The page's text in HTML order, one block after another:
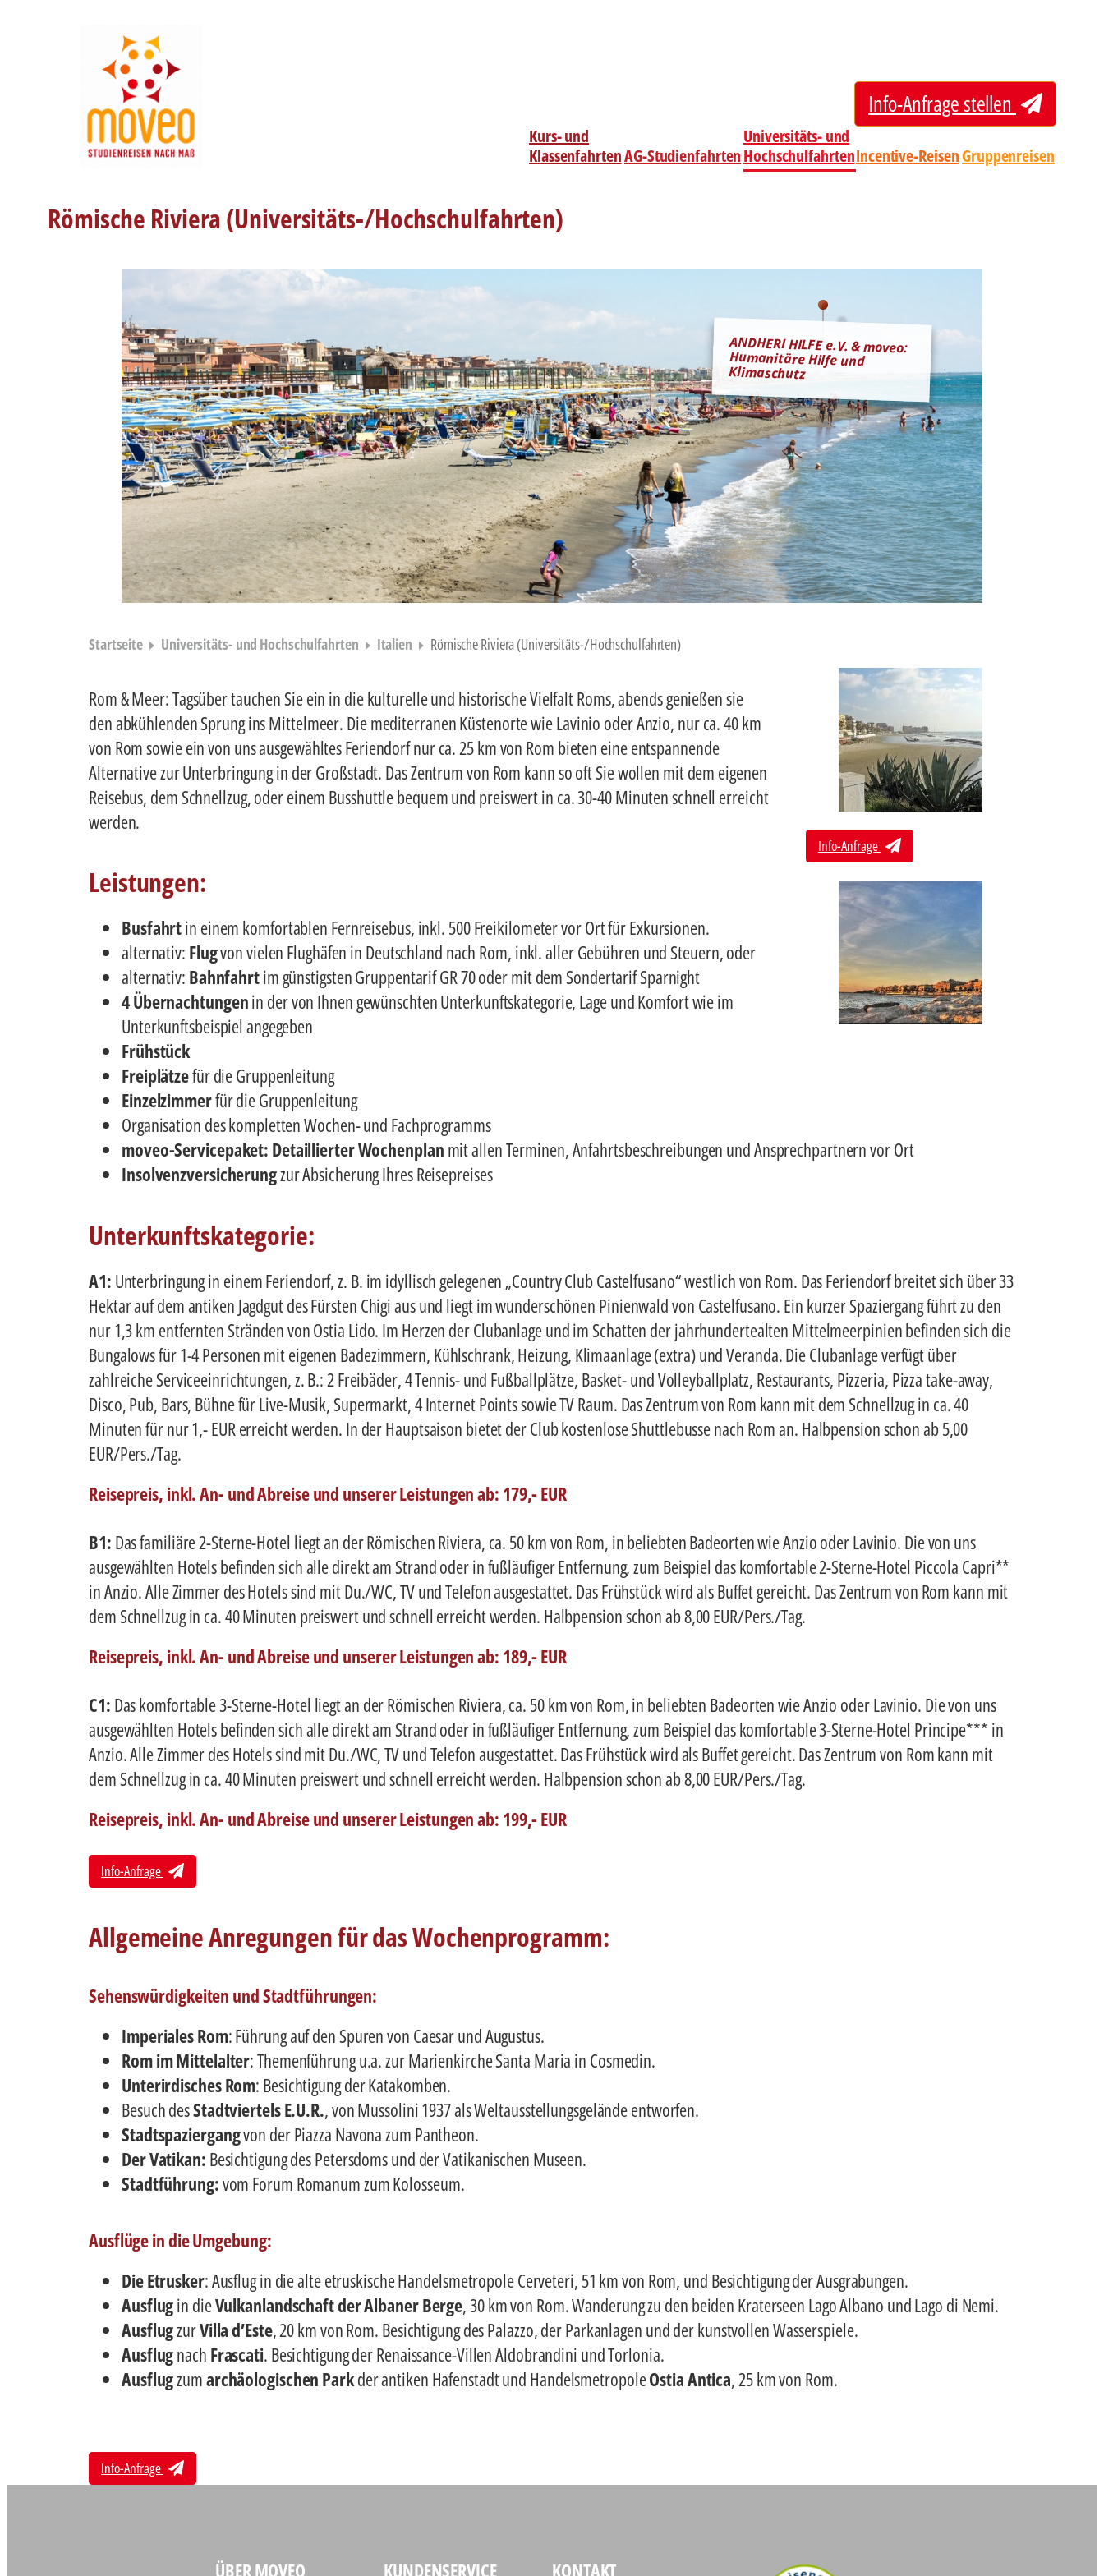
Info-Anfrage stellen
Kurs- und
KlassenfahrtenAG-Studienfahrten
Universitäts- und
HochschulfahrtenIncentive-ReisenGruppenreisen
Römische Riviera (Universitäts-/Hochschulfahrten)
ANDHERI HILFE e.V. & moveo:
Humanitäre Hilfe und
Klimaschutz
Startseite Universitäts- und Hochschulfahrten Italien Römische Riviera (Universitäts-/Hochschulfahrten)
Info-Anfrage
Rom & Meer: Tagsüber tauchen Sie ein in die kulturelle und historische Vielfalt Roms, abends genießen sie
den abkühlenden Sprung ins Mittelmeer. Die mediterranen Küstenorte wie Lavinio oder Anzio, nur ca. 40 km
von Rom sowie ein von uns ausgewähltes Feriendorf nur ca. 25 km von Rom bieten eine entspannende
Alternative zur Unterbringung in der Großstadt. Das Zentrum von Rom kann so oft Sie wollen mit dem eigenen
Reisebus, dem Schnellzug, oder einem Busshuttle bequem und preiswert in ca. 30-40 Minuten schnell erreicht
werden.
Leistungen:
Busfahrtin einem komfortablen Fernreisebus, inkl. 500 Freikilometer vor Ort für Exkursionen.
alternativ: Flugvon vielen Flughäfen in Deutschland nach Rom, inkl. aller Gebühren und Steuern, oder
alternativ: Bahnfahrtim günstigsten Gruppentarif GR 70 oder mit dem Sondertarif Sparnight
4 Übernachtungenin der von Ihnen gewünschten Unterkunftskategorie, Lage und Komfort wie im
Unterkunftsbeispiel angegeben
Frühstück
Freiplätzefür die Gruppenleitung
Einzelzimmerfür die Gruppenleitung
Organisation des kompletten Wochen- und Fachprogramms
moveo-Servicepaket: Detaillierter Wochenplan mit allen Terminen, Anfahrtsbeschreibungen und Ansprechpartnern vor Ort
Insolvenzversicherungzur Absicherung Ihres Reisepreises
Unterkunftskategorie:
A1: Unterbringung in einem Feriendorf, z. B. im idyllisch gelegenen „Country Club Castelfusano“ westlich von Rom. Das Feriendorf breitet sich über 33
Hektar auf dem antiken Jagdgut des Fürsten Chigi aus und liegt im wunderschönen Pinienwald von Castelfusano. Ein kurzer Spaziergang führt zu den
nur 1,3 km entfernten Stränden von Ostia Lido. Im Herzen der Clubanlage und im Schatten der jahrhundertealten Mittelmeerpinien befinden sich die
Bungalows für 1-4 Personen mit eigenen Badezimmern, Kühlschrank, Heizung, Klimaanlage (extra) und Veranda. Die Clubanlage verfügt über
zahlreiche Serviceeinrichtungen, z. B.: 2 Freibäder, 4 Tennis- und Fußballplätze, Basket- und Volleyballplatz, Restaurants, Pizzeria, Pizza take-away,
Disco, Pub, Bars, Bühne für Live-Musik, Supermarkt, 4 Internet Points sowie TV Raum. Das Zentrum von Rom kann mit dem Schnellzug in ca. 40
Minuten für nur 1,- EUR erreicht werden. In der Hauptsaison bietet der Club kostenlose Shuttlebusse nach Rom an. Halbpension schon ab 5,00
EUR/Pers./Tag.
Reisepreis, inkl. An- und Abreise und unserer Leistungen ab: 179,- EUR
B1: Das familiäre 2-Sterne-Hotel liegt an der Römischen Riviera, ca. 50 km von Rom, in beliebten Badeorten wie Anzio oder Lavinio. Die von uns
ausgewählten Hotels befinden sich alle direkt am Strand oder in fußläufiger Entfernung, zum Beispiel das komfortable 2-Sterne-Hotel Piccola Capri**
in Anzio. Alle Zimmer des Hotels sind mit Du./WC, TV und Telefon ausgestattet. Das Frühstück wird als Buffet gereicht. Das Zentrum von Rom kann mit
dem Schnellzug in ca. 40 Minuten preiswert und schnell erreicht werden. Halbpension schon ab 8,00 EUR/Pers./Tag.
Reisepreis, inkl. An- und Abreise und unserer Leistungen ab: 189,- EUR
C1: Das komfortable 3-Sterne-Hotel liegt an der Römischen Riviera, ca. 50 km von Rom, in beliebten Badeorten wie Anzio oder Lavinio. Die von uns
ausgewählten Hotels befinden sich alle direkt am Strand oder in fußläufiger Entfernung, zum Beispiel das komfortable 3-Sterne-Hotel Principe*** in
Anzio. Alle Zimmer des Hotels sind mit Du./WC, TV und Telefon ausgestattet. Das Frühstück wird als Buffet gereicht. Das Zentrum von Rom kann mit
dem Schnellzug in ca. 40 Minuten preiswert und schnell erreicht werden. Halbpension schon ab 8,00 EUR/Pers./Tag.
Reisepreis, inkl. An- und Abreise und unserer Leistungen ab: 199,- EUR
Info-Anfrage
Allgemeine Anregungen für das Wochenprogramm:
Sehenswürdigkeiten und Stadtführungen:
Imperiales Rom: Führung auf den Spuren von Caesar und Augustus.
Rom im Mittelalter: Themenführung u.a. zur Marienkirche Santa Maria in Cosmedin.
Unterirdisches Rom: Besichtigung der Katakomben.
Besuch desStadtviertels E.U.R., von Mussolini 1937 als Weltausstellungsgelände entworfen.
Stadtspaziergangvon der Piazza Navona zum Pantheon.
Der Vatikan: Besichtigung des Petersdoms und der Vatikanischen Museen.
Stadtführung:vom Forum Romanum zum Kolosseum.
Ausflüge in die Umgebung:
Die Etrusker: Ausflug in die alte etruskische Handelsmetropole Cerveteri, 51 km von Rom, und Besichtigung der Ausgrabungen.
Ausflugin dieVulkanlandschaft der Albaner Berge, 30 km von Rom. Wanderung zu den beiden Kraterseen Lago Albano und Lago di Nemi.
AusflugzurVilla d’Este, 20 km von Rom. Besichtigung des Palazzo, der Parkanlagen und der kunstvollen Wasserspiele.
Ausflugnach Frascati. Besichtigung der Renaissance-Villen Aldobrandini und Torlonia.
Ausflugzumarchäologischen Parkder antiken Hafenstadt und HandelsmetropoleOstia Antica, 25 km von Rom.
Info-Anfrage
ÜBER MOVEO KUNDENSERVICE KONTAKT